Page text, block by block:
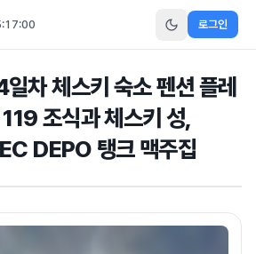
로그인
차 체스키 숙소 펜션 플레
조식과 체스키 성,
DEPO 탱크 맥주집